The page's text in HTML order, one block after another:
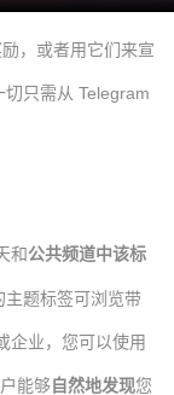
，或者用它们来宣
只需从 Telegram
和公共频道中该标
主题标签可浏览带
企业，您可以使用
能够自然地发现您